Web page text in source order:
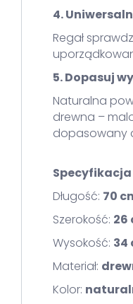
4.
Regał
5. Dopasuj
Naturalna
drewna –
dopasowany
Długość: 70
Szerokość: 26
Wysokość: 34
Materiał:
Kolor: